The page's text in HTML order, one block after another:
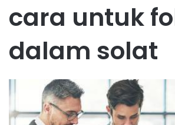
cara untuk
dalam solat